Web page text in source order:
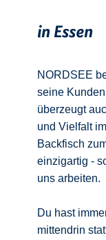
in Essen
NORDSEE
seine
überzeugt
und Vielfalt
Backfisch
einzigartig -
uns arbeiten.
Du hast
mittendrin